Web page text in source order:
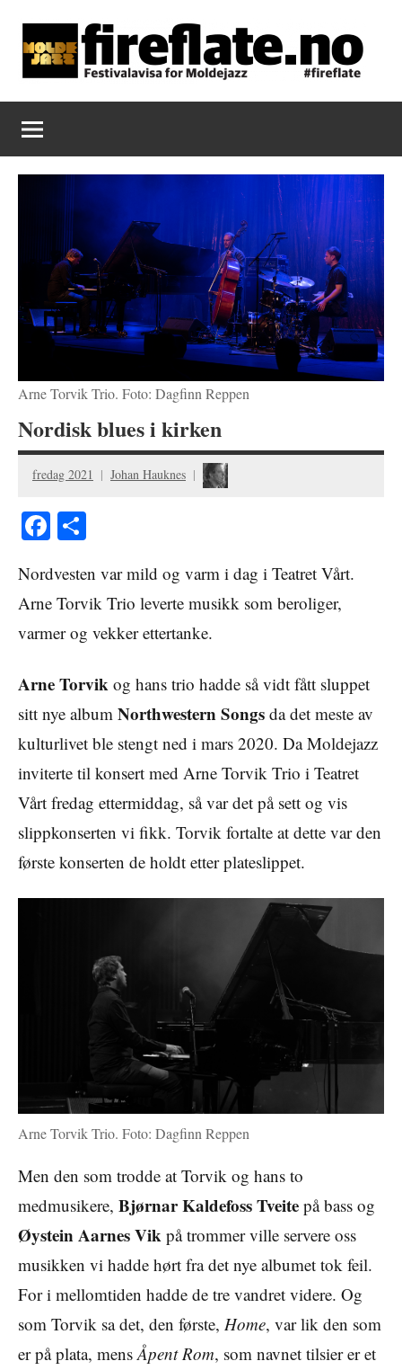
content
Fireflate
Arne Torvik Trio. Foto: Dagfinn Reppen
Nordisk blues i kirken
fredag 2021 Johan Hauknes
Facebook
Nordvesten var mild og varm i dag i Teatret Vårt.
Arne Torvik Trio leverte musikk som beroliger,
varmer og vekker ettertanke.
Arne Torvik og hans trio hadde så vidt fått sluppet
sitt nye album Northwestern Songs da det meste av
kulturlivet ble stengt ned i mars 2020. Da Moldejazz
inviterte til konsert med Arne Torvik Trio i Teatret
Vårt fredag ettermiddag, så var det på sett og vis
slippkonserten vi fikk. Torvik fortalte at dette var den
første konserten de holdt etter plateslippet.
Arne Torvik Trio. Foto: Dagfinn Reppen
Men den som trodde at Torvik og hans to
medmusikere, Bjørnar Kaldefoss Tveite på bass og
Øystein Aarnes Vik på trommer ville servere oss
musikken vi hadde hørt fra det nye albumet tok feil.
For i mellomtiden hadde de tre vandret videre. Og
som Torvik sa det, den første, Home, var lik den som
er på plata, mens Åpent Rom, som navnet tilsier er et